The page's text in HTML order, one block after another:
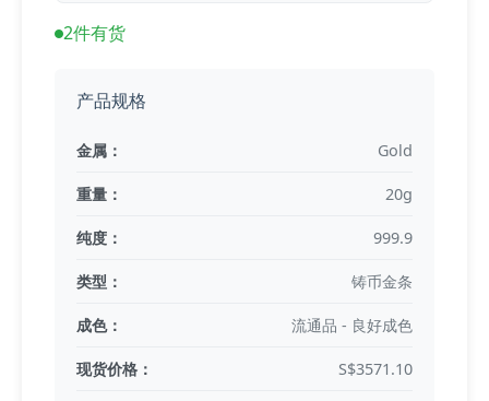
2件有货
产品规格
金属： Gold
重量： 20g
纯度： 999.9
类型： 铸币金条
成色： 流通品 - 良好成色
现货价格： S$3571.10